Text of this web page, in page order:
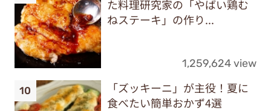
た料理研究家の「やばい鶏む
ねステーキ」の作り...
1,259,624 view
「ズッキーニ」が主役！夏に
食べたい簡単おかず4選